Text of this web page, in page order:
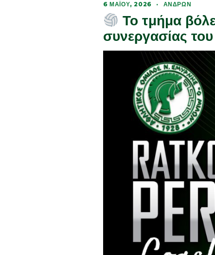
6 ΜΑΪ́ΟΥ, 2026 · ΑΝΔΡΏΝ
Το τμήμα
συνεργασίας